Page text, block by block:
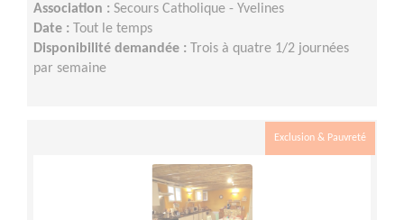
Association : Secours Catholique - Yvelines
Date :
Tout le temps
Disponibilité demandée :
Trois à quatre 1/2 journées
par semaine
Exclusion & Pauvreté